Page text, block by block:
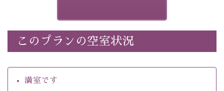
・朝夕個室料亭で個室食
・諏訪大社4社を巡る無料参拝バス（事前予約制）
・館内着をご用意
・環境に配慮したアメニティをご用意
・館内フリーWi-Fi
このプランの空室状況
満室です